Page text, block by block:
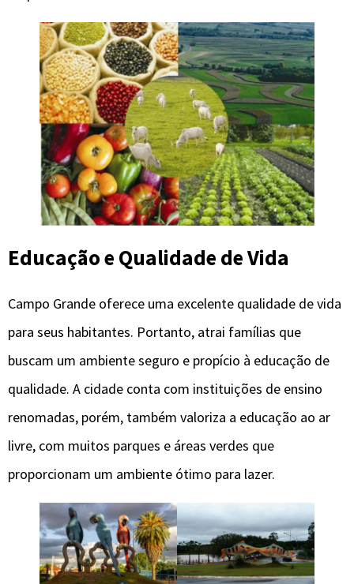
Educação e Qualidade de Vida
Campo Grande oferece uma excelente qualidade de vida
para seus habitantes. Portanto, atrai famílias que
buscam um ambiente seguro e propício à educação de
qualidade. A cidade conta com instituições de ensino
renomadas, porém, também valoriza a educação ao ar
livre, com muitos parques e áreas verdes que
proporcionam um ambiente ótimo para lazer.